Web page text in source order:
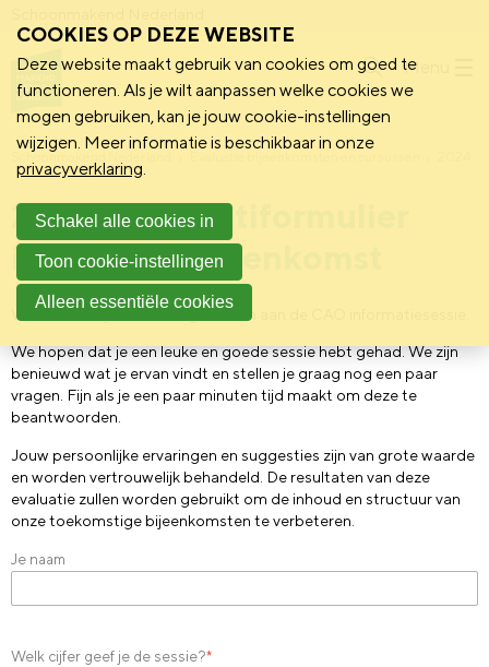
Menu
Schoonmakend Nederland
2024 | Evaluatiformulier
informatiebijeenkomst
Wat leuk dat je hebt deelgenomen aan de CAO informatiesessie.
We hopen dat je een leuke en goede sessie hebt gehad. We zijn
benieuwd wat je ervan vindt en stellen je graag nog een paar
vragen. Fijn als je een paar minuten tijd maakt om deze te
beantwoorden.
Jouw persoonlijke ervaringen en suggesties zijn van grote waarde
en worden vertrouwelijk behandeld. De resultaten van deze
evaluatie zullen worden gebruikt om de inhoud en structuur van
onze toekomstige bijeenkomsten te verbeteren.
Je naam
Welk cijfer geef je de sessie?*
COOKIES OP DEZE WEBSITE
Deze website maakt gebruik van cookies om goed te
functioneren. Als je wilt aanpassen welke cookies we
mogen gebruiken, kan je jouw cookie-instellingen
wijzigen. Meer informatie is beschikbaar in onze
privacyverklaring.
Schakel alle cookies in
Toon cookie-instellingen
Alleen essentiële cookies